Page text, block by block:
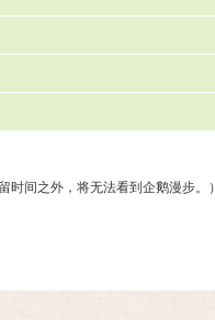
间之外，将无法看到企鹅漫步。）